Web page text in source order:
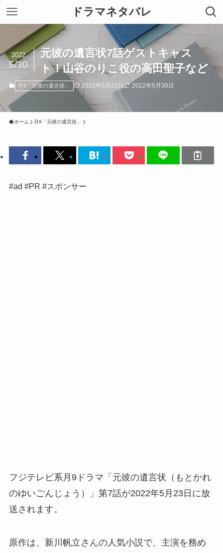
ドラマネタバレ
元彼の遺言状7話ゲストキャス
ト！山谷のりこ役の高田聖子など
2022
5/30
月9「元彼の遺言状」 2022年5月23日 2022年5月30日
ホーム 月9「元彼の遺言状」
#ad #PR #スポンサー
フジテレビ系月9ドラマ「元彼の遺言状（もとかれ
のゆいごんじょう）」第7話が2022年5月23日に放
送されます。
原作は、新川帆立さんの人気小説で、主演を務め